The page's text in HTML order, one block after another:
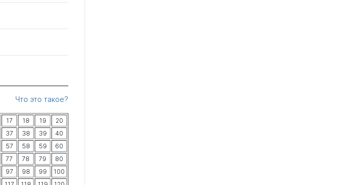
Что это такое?
17 18 19
20
37 38 39
40
57 58 59
60
77 78 79
80
97 98 99
100